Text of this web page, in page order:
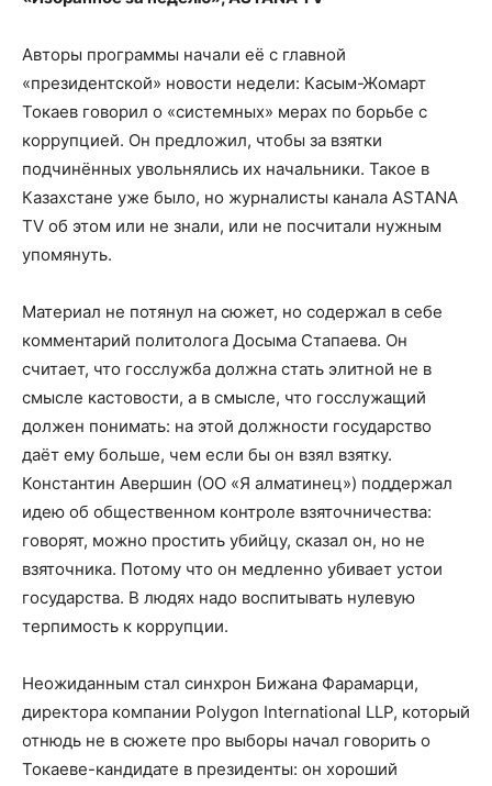
Авторы программы начали её с главной
«президентской» новости недели: Касым-Жомарт
Токаев говорил о «системных» мерах по борьбе с
коррупцией. Он предложил, чтобы за взятки
подчинённых увольнялись их начальники. Такое в
Казахстане уже было, но журналисты канала ASTANA
TV об этом или не знали, или не посчитали нужным
упомянуть.
Материал не потянул на сюжет, но содержал в себе
комментарий политолога Досыма Стапаева. Он
считает, что госслужба должна стать элитной не в
смысле кастовости, а в смысле, что госслужащий
должен понимать: на этой должности государство
даёт ему больше, чем если бы он взял взятку.
Константин Авершин (ОО «Я алматинец») поддержал
идею об общественном контроле взяточничества:
говорят, можно простить убийцу, сказал он, но не
взяточника. Потому что он медленно убивает устои
государства. В людях надо воспитывать нулевую
терпимость к коррупции.
Неожиданным стал синхрон Бижана Фарамарци,
директора компании Polygon International LLP, который
отнюдь не в сюжете про выборы начал говорить о
Токаеве-кандидате в президенты: он хороший